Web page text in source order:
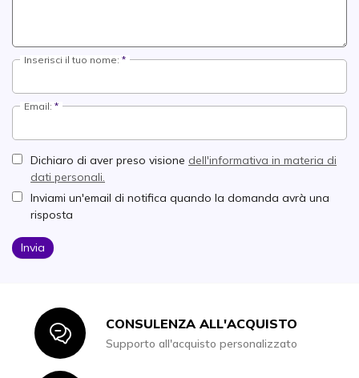
Inserisci il tuo nome:
Email:
Dichiaro di aver preso visione dell'informativa in materia di
dati personali.
Inviami un'email di notifica quando la domanda avrà una
risposta
Invia
IconCONSULENZA ALL'ACQUISTO
Supporto all'acquisto personalizzato